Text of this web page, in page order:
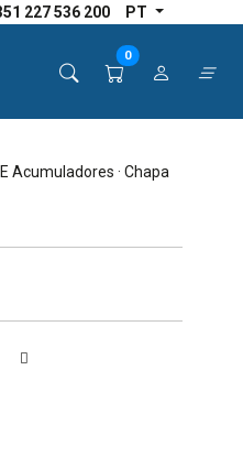
227 536 200 PT
0
Acumuladores · Chapa